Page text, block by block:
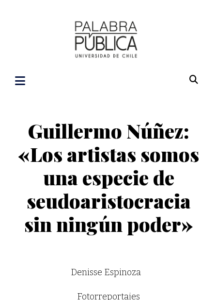
Guillermo Núñez:
«Los artistas somos
una especie de
seudoaristocracia
sin ningún poder»
Denisse Espinoza
Fotorreportajes